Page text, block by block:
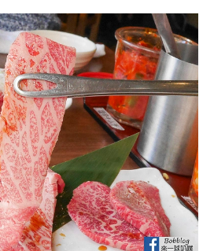
是A5和牛等級的肉，看起來真的超